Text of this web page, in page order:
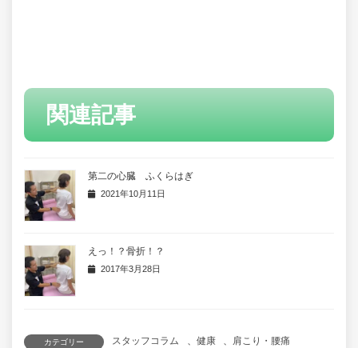
関連記事
第二の心臓 ふくらはぎ
2021年10月11日
えっ！？骨折！？
2017年3月28日
カテゴリー スタッフコラム 健康 肩こり・腰痛